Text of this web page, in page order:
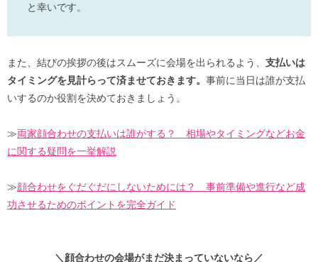
と幸いです。
また、結びの挨拶の後はスムーズに会場を出られるよう、 支払いは
タイミングを見計らって済ませておきます。 事前に当日は誰が支払
いするのか役割を決めておきましょう。
≫両家顔合わせの支払いは誰がする？ 相場やタイミングなどお金
に関する疑問を一挙解説
≫顔合わせをぐだぐだにしないためには？ 事前準備や進行など成
功させるためのポイントを完全ガイド
＼顔合わせの会場がまだ決まっていないなら／